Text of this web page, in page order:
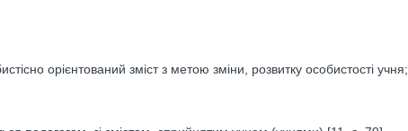
орієнтований зміст з метою зміни, розвитку особистості учня;